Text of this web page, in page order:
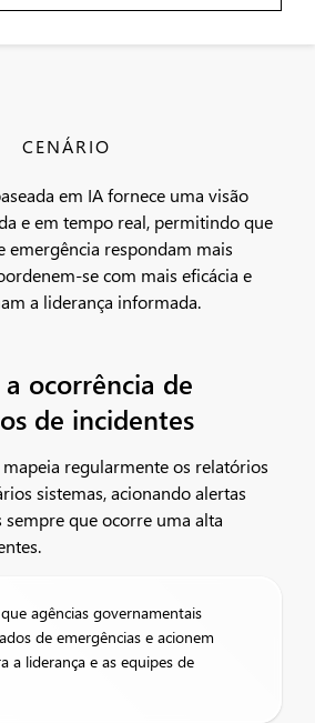
CENÁRIO
em IA fornece uma visão
e em tempo real, permitindo que
emergência respondam mais
se com mais eficácia e
a liderança informada.
ocorrência de
de incidentes
regularmente os relatórios
sistemas, acionando alertas
sempre que ocorre uma alta
agências governamentais
de emergências e acionem
a liderança e as equipes de